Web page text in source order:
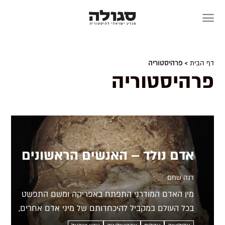
דף הבית > פרהיסטוריה
פרהיסטוריה
אדם נולד – האנשים הראשונים
דנה שחם
מין האדם המודרני התפתח באפריקה ומשם התפשט
בכל העולם במקביל להיכחדותם של מיני אדם אחרים,
בעיקר הניאנדרטלים שחיו באירופה ובמערב אסיה. ארץ